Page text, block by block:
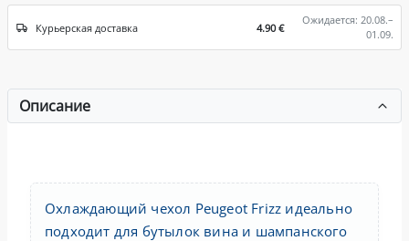
Курьерская доставка 4.90 €
Ожидается: 20.08.–
01.09.
Описание
Охлаждающий чехол Peugeot Frizz идеально
подходит для бутылок вина и шампанского